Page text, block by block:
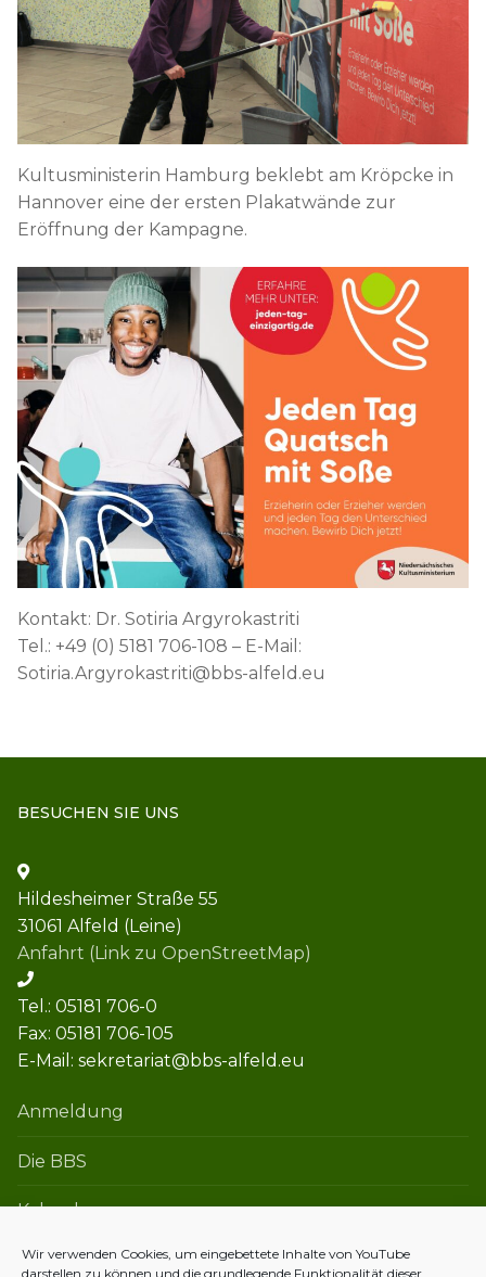
Wir verwenden Cookies, um eingebettete Inhalte von YouTube
darstellen zu können und die grundlegende Funktionalität dieser
Kultusministerin Hamburg beklebt am Kröpcke in
Hannover eine der ersten Plakatwände zur
Eröffnung der Kampagne.
Kontakt: Dr. Sotiria Argyrokastriti
Tel.: +49 (0) 5181 706-108 – E-Mail:
Sotiria.Argyrokastriti@bbs-alfeld.eu
BESUCHEN SIE UNS
Hildesheimer Straße 55
31061 Alfeld (Leine)
Anfahrt (Link zu OpenStreetMap)
Tel.: 05181 706-0
Fax: 05181 706-105
E-Mail: sekretariat@bbs-alfeld.eu
Anmeldung
Die BBS
Kalender